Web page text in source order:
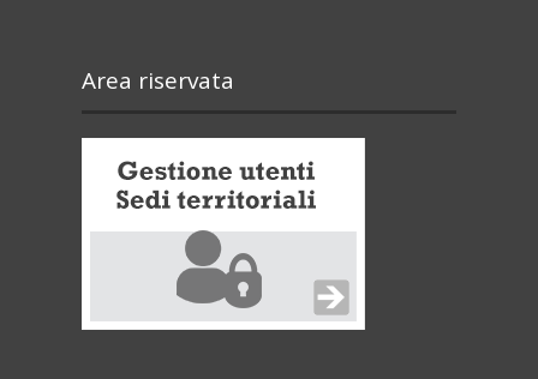
Area riservata